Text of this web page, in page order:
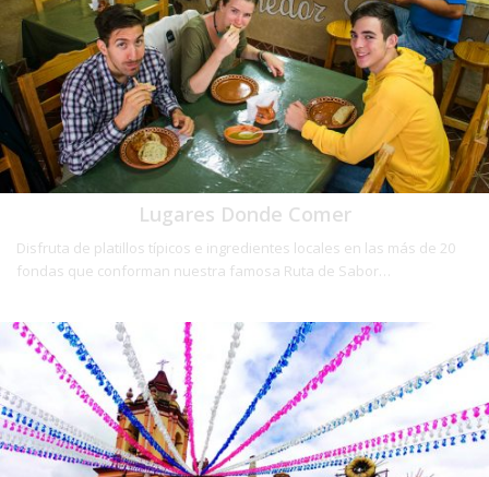
Lugares Donde Comer
Disfruta de platillos típicos e ingredientes locales en las más de 20
fondas que conforman nuestra famosa Ruta de Sabor…